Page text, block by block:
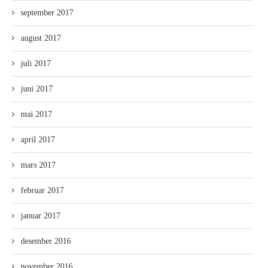
september 2017
august 2017
juli 2017
juni 2017
mai 2017
april 2017
mars 2017
februar 2017
januar 2017
desember 2016